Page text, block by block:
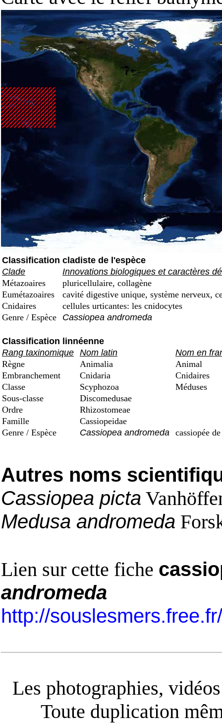
Classification cladiste de l'espèce
Clade
Innovations biologiques et caractères
Métazoaires
pluricellulaire, collagène
Eumétazoaires
cavité digestive unique, système nerveux,
Cnidaires
cellules urticantes: les cnidocytes
Genre / Espèce
Cassiopea andromeda
Classification linnéenne
Rang taxinomique Nom latin
Nom en
Règne
Animalia
Animal
Embranchement
Cnidaria
Cnidaires
Classe
Scyphozoa
Méduses
Sous-classe
Discomedusae
Ordre
Rhizostomeae
Famille
Cassiopeidae
Genre / Espèce
Cassiopea andromeda cassiopée
Autres noms
Cassiopea picta
Medusa andromeda
Lien sur cette fiche
andromeda
http://
Les photographies,
Toute duplication